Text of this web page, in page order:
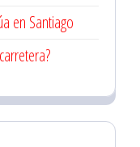
en Santiago